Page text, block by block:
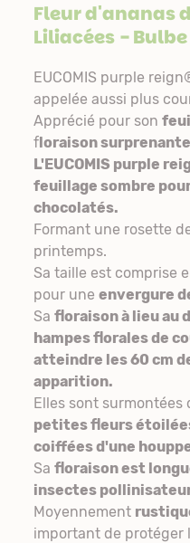
Fleur d'ananas
Liliacées- Bulbe
EUCOMIS purple
appelée aussi plus
Apprécié pour son
floraison
L'EUCOMIS purple
feuillage sombre
chocolatés.
Formant une rosette
printemps.
Sa taille est comprise
pour une envergure
Sa floraison à lieu au
hampes florales de
atteindre les 60 cm
apparition.
Elles sont surmontées
petites fleurs
coiffées d'une
Sa floraison est
insectes
Moyennement
important de protéger